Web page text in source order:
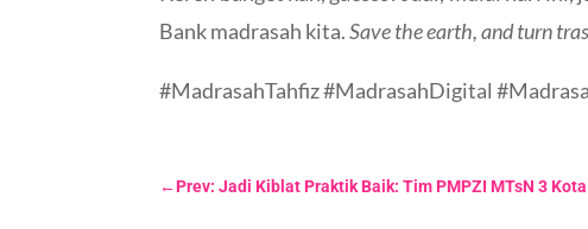
Bank madrasah kita.Save the earth, and turn
#MadrasahTahfiz #MadrasahDigital
←Prev: Jadi Kiblat Praktik Baik: Tim PMPZI MTsN 3